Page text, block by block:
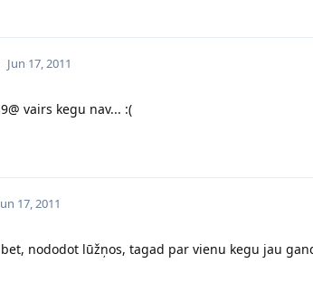
Jun 17, 2011
vairs kegu nav... :(
17, 2011
nododot lūžņos, tagad par vienu kegu jau